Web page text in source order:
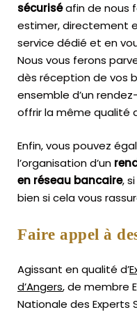
sécuriséafin de nous
estimer, directement
service dédié et en
Nous vous ferons
dès réception de vos
ensemble d’un
offrir la même qualité
Enfin, vous pouvez
l’organisation d’un
en réseau bancaire,
bien si cela vous
Faire appel à
Agissant en qualité d’
d’Angers, de membre
Nationale des Experts